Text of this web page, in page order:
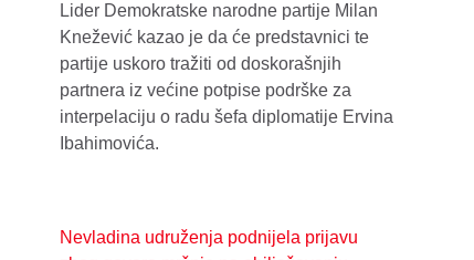
Lider Demokratske narodne partije Milan
Knežević kazao je da će predstavnici te
partije uskoro tražiti od doskorašnjih
partnera iz većine potpise podrške za
interpelaciju o radu šefa diplomatije Ervina
Ibahimovića.
Nevladina udruženja podnijela prijavu